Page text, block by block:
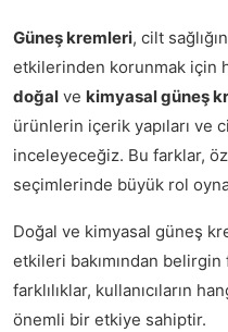
Güneş kremleri, cilt
etkilerinden korunmak için
doğal ve kimyasal güneş
ürünlerin içerik yapıları
inceleyeceğiz. Bu farklar,
seçimlerinde büyük rol
Doğal ve kimyasal güneş
etkileri bakımından belirgin
farklılıklar, kullanıcıların
önemli bir etkiye sahiptir.